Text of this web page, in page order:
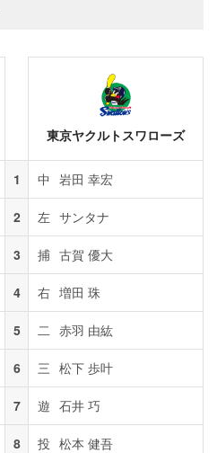
東京ヤクルトスワローズ
1 中 岩田 幸宏
2 左 サンタナ
3 捕 古賀 優大
4 右 増田 珠
5 二 赤羽 由紘
6 三 松下 歩叶
7 遊 石井 巧
8 投 松本 健吾